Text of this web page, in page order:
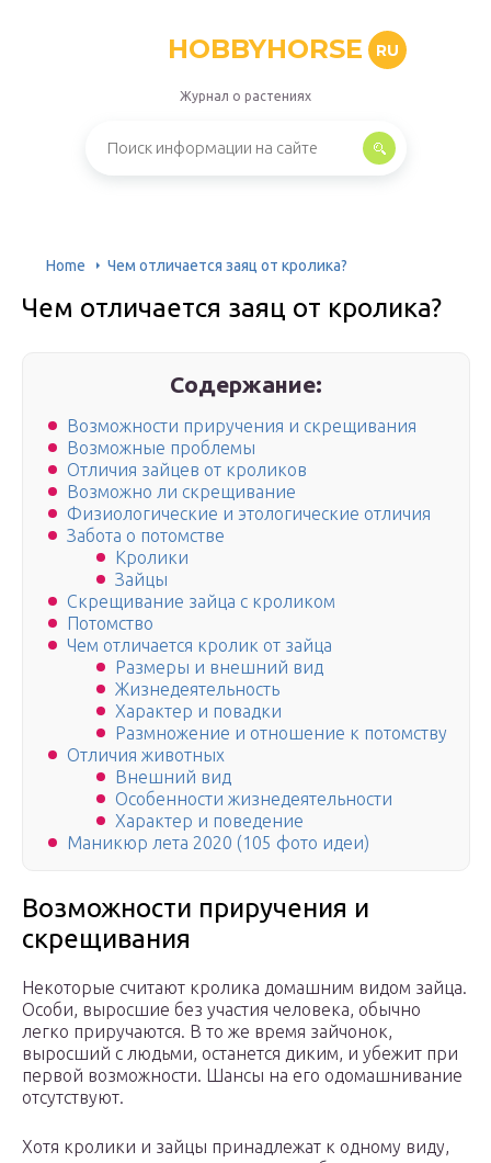
HOBBYHORSE RU
Журнал о растениях
Home Чем отличается заяц от кролика?
Чем отличается заяц от кролика?
Содержание:
Возможности приручения и скрещивания
Возможные проблемы
Отличия зайцев от кроликов
Возможно ли скрещивание
Физиологические и этологические отличия
Забота о потомстве
Кролики
Зайцы
Скрещивание зайца с кроликом
Потомство
Чем отличается кролик от зайца
Размеры и внешний вид
Жизнедеятельность
Характер и повадки
Размножение и отношение к потомству
Отличия животных
Внешний вид
Особенности жизнедеятельности
Характер и поведение
Маникюр лета 2020 (105 фото идеи)
Возможности приручения и
скрещивания
Некоторые считают кролика домашним видом зайца.
Особи, выросшие без участия человека, обычно
легко приручаются. В то же время зайчонок,
выросший с людьми, останется диким, и убежит при
первой возможности. Шансы на его одомашнивание
отсутствуют.
Хотя кролики и зайцы принадлежат к одному виду,